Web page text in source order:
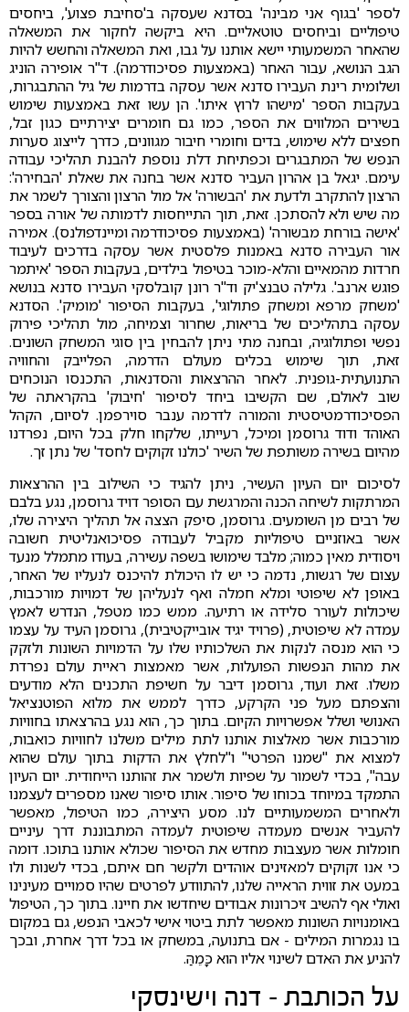
לספר 'בגוף אני מבינה' בסדנא שעסקה ב'סחיבת פצוע', ביחסים
טיפוליים וביחסים טוטאליים. היא ביקשה לחקור את המשאלה
שהאחר המשמעותי יישא אותנו על גבו, ואת המשאלה והחשש להיות
הגב הנושא, עבור האחר (באמצעות פסיכודרמה). ד"ר אופירה הוניג
ושלומית רינת העבירו סדנא אשר עסקה בדרמות של גיל ההתבגרות,
בעקבות הספר 'מישהו לרוץ איתו'. הן עשו זאת באמצעות שימוש
בשירים המלווים את הספר, כמו גם חומרים יצירתיים כגון זבל,
חפצים ללא שימוש, בדים וחומרי חיבור מגוונים, כדרך לייצוג סערות
הנפש של המתבגרים וכפתיחת דלת נוספת להבנת תהליכי עבודה
עימם. יגאל בן אהרון העביר סדנא אשר בחנה את שאלת 'הבחירה':
הרצון להתקרב ולדעת את 'הבשורה' אל מול הרצון והצורך לשמר את
מה שיש ולא להסתכן. זאת, תוך התייחסות לדמותה של אורה בספר
'אישה בורחת מבשורה' (באמצעות פסיכודרמה ומיינדפולנס). אמירה
אור העבירה סדנא באמנות פלסטית אשר עסקה בדרכים לעיבוד
חרדות מהמאיים והלא-מוכר בטיפול בילדים, בעקבות הספר 'איתמר
פוגש ארנב'. גלילה טבנצ'יק וד"ר רונן קובלסקי העבירו סדנא בנושא
'משחק מרפא ומשחק פתולוגי', בעקבות הסיפור 'מומיק'. הסדנא
עסקה בתהליכים של בריאות, שחרור וצמיחה, מול תהליכי פירוק
נפשי ופתולוגיה, ובחנה מתי ניתן להבחין בין סוגי המשחק השונים.
זאת, תוך שימוש בכלים מעולם הדרמה, הפלייבק והחוויה
התנועתית-גופנית. לאחר ההרצאות והסדנאות, התכנסו הנוכחים
שוב לאולם, שם הקשיבו ביחד לסיפור 'חיבוק' בהקראתה של
הפסיכודרמטיסטית והמורה לדרמה ענבר סוירפמן. לסיום, הקהל
האוהד ודוד גרוסמן ומיכל, רעייתו, שלקחו חלק בכל היום, נפרדנו
מהיום בשירה משותפת של השיר 'כולנו זקוקים לחסד' של נתן זך.
לסיכום יום העיון העשיר, ניתן להגיד כי השילוב בין ההרצאות
המרתקות לשיחה הכנה והמרגשת עם הסופר דויד גרוסמן, נגע בלבם
של רבים מן השומעים. גרוסמן, סיפק הצצה אל תהליך היצירה שלו,
אשר באוזניים טיפוליות מקביל לעבודה פסיכואנליטית חשובה
ויסודית מאין כמוה; מלבד שימושו בשפה עשירה, בעודו מתמלל מנעד
עצום של רגשות, נדמה כי יש לו היכולת להיכנס לנעליו של האחר,
באופן לא שיפוטי ומלא חמלה ואף לנעליהן של דמויות מורכבות,
שיכולות לעורר סלידה או רתיעה. ממש כמו מטפל, הנדרש לאמץ
עמדה לא שיפוטית, (פרויד יגיד אובייקטיבית), גרוסמן העיד על עצמו
כי הוא מנסה לנקות את השלכותיו שלו על הדמויות השונות ולזקק
את מהות הנפשות הפועלות, אשר מאמצות ראיית עולם נפרדת
משלו. זאת ועוד, גרוסמן דיבר על חשיפת התכנים הלא מודעים
והצפתם מעל פני הקרקע, כדרך לממש את מלוא הפוטנציאל
האנושי ושלל אפשרויות הקיום. בתוך כך, הוא נגע בהרצאתו בחוויות
מורכבות אשר מאלצות אותנו לתת מילים משלנו לחוויות כואבות,
למצוא את "שמנו הפרטי" ו"לחלץ את הדקות בתוך עולם שהוא
עבה", בכדי לשמור על שפיות ולשמר את זהותנו הייחודית. יום העיון
התמקד במיוחד בכוחו של סיפור. אותו סיפור שאנו מספרים לעצמנו
ולאחרים המשמעותיים לנו. מסע היצירה, כמו הטיפול, מאפשר
להעביר אנשים מעמדה שיפוטית לעמדה המתבוננת דרך עיניים
חומלות אשר מעצבות מחדש את הסיפור שכולא אותנו בתוכו. דומה
כי אנו זקוקים למאזינים אוהדים ולקשר חם איתם, בכדי לשנות ולו
במעט את זווית הראייה שלנו, להתוודע לפרטים שהיו סמויים מעינינו
ואולי אף להשיב זיכרונות אבודים שיחדשו את חיינו. בתוך כך, הטיפול
באומנויות השונות מאפשר לתת ביטוי אישי לכאבי הנפש, גם במקום
בו נגמרות המילים - אם בתנועה, במשחק או בכל דרך אחרת, ובכך
להניע את האדם לשינוי אליו הוא כָּמֵהַּ.
על הכותבת – דנה וישינסקי